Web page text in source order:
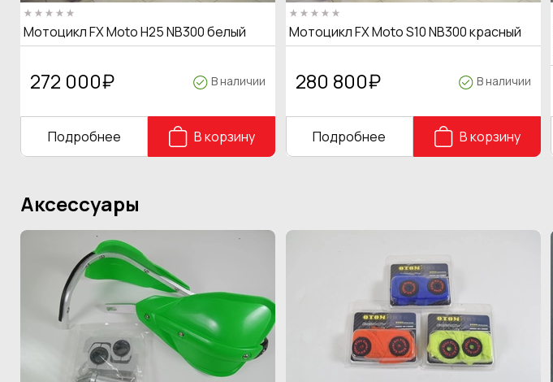
Мотоцикл FX Moto H25 NB300 белый
272 000₽ В наличии
Подробнее В корзину
Мотоцикл FX Moto S10 NB300 красный
280 800₽ В наличии
Подробнее В корзину
Аксессуары